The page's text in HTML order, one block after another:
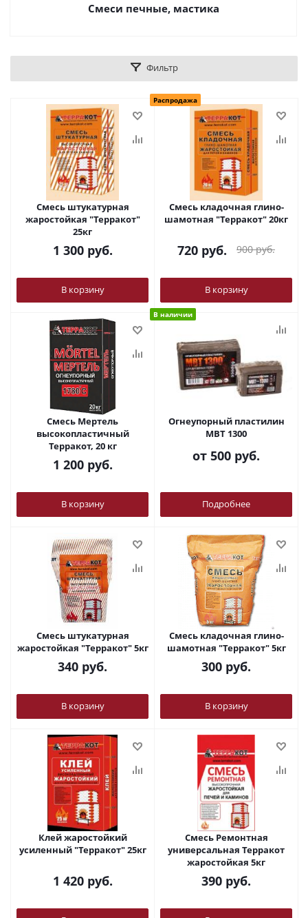
Смеси печные, мастика
Фильтр
Смесь штукатурная
жаростойкая "Терракот"
25кг
1 300руб.
В корзину
Распродажа
Смесь кладочная глино-
шамотная "Терракот" 20кг
720 руб. 900руб.
В корзину
Смесь Мертель
высокопластичный
Терракот, 20 кг
1 200руб.
В корзину
В наличии
Огнеупорный пластилин
МВТ 1300
от 500 руб.
Подробнее
Смесь штукатурная
жаростойкая "Терракот" 5кг
340 руб.
В корзину
Смесь кладочная глино-
шамотная "Терракот" 5кг
300 руб.
В корзину
Клей жаростойкий
усиленный "Терракот" 25кг
1 420руб.
Смесь Ремонтная
универсальная Терракот
жаростойкая 5кг
390 руб.